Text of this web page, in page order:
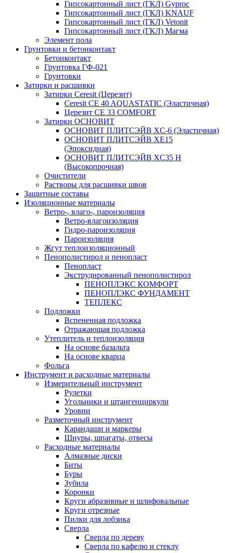
Гипсокартонный лист (ГКЛ) Gyproc
Гипсокартонный лист (ГКЛ) KNAUF
Гипсокартонный лист (ГКЛ) Vetonit
Гипсокартонный лист (ГКЛ) Магма
Элемент пола
Грунтовки и бетонконтакт
Бетонконтакт
Грунтовка ГФ-021
Грунтовки
Затирки и расшивки
Затирки Ceresit (Церезит)
Ceresit CE 40 AQUASTATIC (Эластичная)
Церезит CE 33 COMFORT
Затирки ОСНОВИТ
ОСНОВИТ ПЛИТСЭЙВ XC-6 (Эластичная)
ОСНОВИТ ПЛИТСЭЙВ XЕ15
(Эпоксидная)
ОСНОВИТ ПЛИТСЭЙВ XС35 Н
(Высокопрочная)
Очистители
Растворы для расшивки швов
Защитные составы
Изоляционные материалы
Ветро-, влаго-, пароизоляция
Ветро-влагоизоляция
Гидро-пароизоляция
Пароизоляция
Жгут теплоизоляционный
Пенополистирол и пенопласт
Пенопласт
Экструдированный пенополистирол
ПЕНОПЛЭКС КОМФОРТ
ПЕНОПЛЭКС ФУНДАМЕНТ
ТЕПЛЕКС
Подложки
Вспененная подложка
Отражающая подложка
Утеплитель и теплоизоляция
На основе базальта
На основе кварца
Фольга
Инструмент и расходные материалы
Измерительный инструмент
Рулетки
Угольники и штангенциркули
Уровни
Разметочный инструмент
Карандаши и маркеры
Шнуры, шпагаты, отвесы
Расходные материалы
Алмазные диски
Биты
Буры
Зубила
Коронки
Круги абразивные и шлифовальные
Круги отрезные
Пилки для лобзика
Сверла
Сверла по дереву
Сверла по кафелю и стеклу